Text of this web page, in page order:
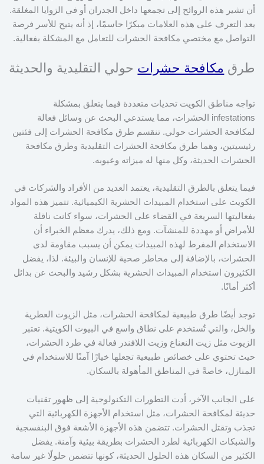
أن تشير هذه الروائح إلى تجمعها داخل الجدران أو في الزوايا المغلقة.
يعد التعرف على هذه العلامات مبكرًا حاسمًا، إذ أنه يتيح للأسر فرصة
التواصل مع مختصي مكافحة الحشرات للتعامل مع المشكلة بفعالية.
طرق مكافحة حشرات حولي التقليدية والحديثة
تواجه مناطق الكويت تحديات متعددة فيما يتعلق بمشكلة
infestations الحشرات، مما يستدعي البحث عن وسائل فعالة
لمكافحة الحشرات حولي. تنقسم طرق مكافحة الحشرات إلى فئتين
رئيسيتين، وهما طرق مكافحة الحشرات التقليدية وطرق مكافحة
الحشرات الحديثة، وكل منها له ميزاته وعيوبه.
فيما يتعلق بالطرق التقليدية، يعتمد العديد من الأفراد والشركات في
الكويت على استخدام المبيدات الحشرية الكيميائية. تتميز هذه المواد
بفعاليتها السريعة في القضاء على الحشرات، سواء كانت ناقلة
للأمراض أو مهددة للمنشآت. ومع ذلك، يدرك معظم الخبراء أن
الاستخدام المفرط لهذه المبيدات يمكن أن يسبب مقاومة لدى
الحشرات، بالإضافة إلى مخاطر صحية للإنسان والبيئة. لذا، يفضل
الكثيرون استخدام المبيدات الحشرية بشكل رشيد والبحث عن بدائل
أكثر أمانًا.
توجد أيضًا طرق طبيعية لمكافحة الحشرات، مثل الزيوت العطرية
والخل، والتي تٌستخدم على نطاق واسع في البيوت الكويتية. تعتبر
الزيوت مثل زيت النعناع وزيت اللافندر فعالة في طرد الحشرات،
حيث تحتوي على خصائص طبيعية تجعلها خيارًا آمنًا للاستخدام في
المنازل، خاصةً في المناطق المأهولة بالسكان.
على الجانب الآخر، أدت التطورات التكنولوجية إلى ظهور تقنيات
حديثة لمكافحة الحشرات، مثل استخدام الأجهزة الكهربائية التي
تجذب وتقتل الحشرات. تتضمن هذه الأجهزة الأشعة فوق البنفسجية
والشبكات الكهربائية لطرد الحشرات بطريقة بيئية وآمنة. يفضل
الكثير من السكان هذه الحلول الحديثة، كونها تتضمن حلولًا غير سامة